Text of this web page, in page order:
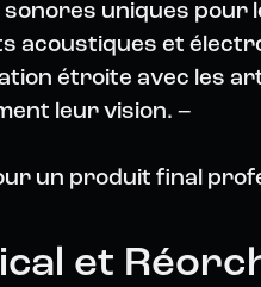
sonores uniques pour
acoustiques et
étroite avec les
leur vision. –
un produit final
et